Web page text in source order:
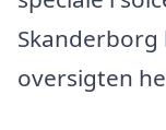
Skanderborg
oversigten